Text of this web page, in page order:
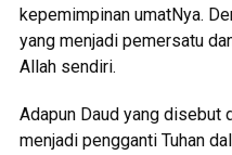
kepemimpinan umatNya.
yang menjadi pemersatu
Allah sendiri.
Adapun Daud yang disebut
menjadi pengganti Tuhan